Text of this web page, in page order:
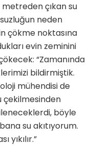
çıkan su
neden
çökme noktasına
evin zeminini
“Zamanında
bildirmiştik.
mühendisi de
çekilmesinden
böyle
su akıtıyorum.
yıkılır.”